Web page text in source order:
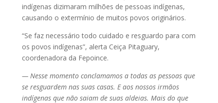
indígenas dizimaram milhões de pessoas indígenas,
causando o extermínio de muitos povos originários.
“Se faz necessário todo cuidado e resguardo para com
os povos indígenas”, alerta Ceiça Pitaguary,
coordenadora da Fepoince.
— Nesse momento conclamamos a todas as pessoas que
se resguardem nas suas casas. E aos nossos irmãos
indígenas que não saiam de suas aldeias. Mais do que